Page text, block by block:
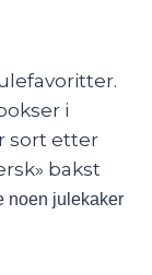
i
sort etter
bakst
noen julekaker